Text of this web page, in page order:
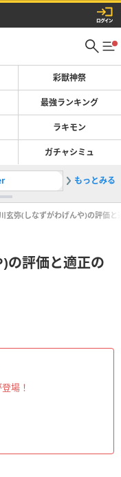
彩獣神祭
最強ランキング
ラキモン
ガチャシミュ
2彩獣神
もっとみる
玄弥(しなずがわげんや)の評価と
の評価と適正の
場！